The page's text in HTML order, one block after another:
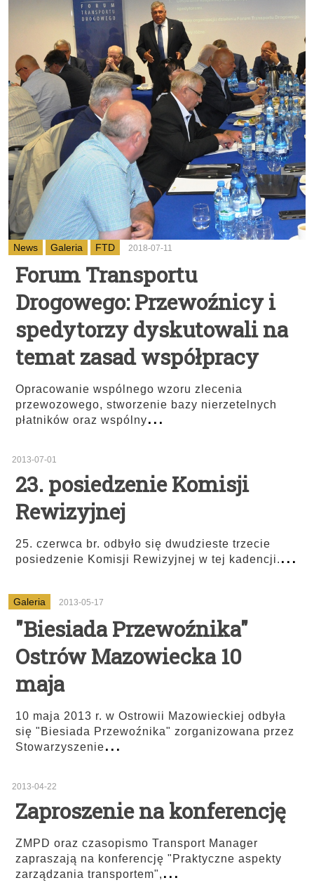
News Galeria FTD 2018-07-11
Forum Transportu
Drogowego: Przewoźnicy i
spedytorzy dyskutowali na
temat zasad współpracy
Opracowanie wspólnego wzoru zlecenia
przewozowego, stworzenie bazy nierzetelnych
płatników oraz wspólny...
2013-07-01
23. posiedzenie Komisji
Rewizyjnej
25. czerwca br. odbyło się dwudzieste trzecie
posiedzenie Komisji Rewizyjnej w tej kadencji. ...
Galeria 2013-05-17
"Biesiada Przewoźnika"
Ostrów Mazowiecka 10
maja
10 maja 2013 r. w Ostrowii Mazowieckiej odbyła
się "Biesiada Przewoźnika" zorganizowana przez
Stowarzyszenie...
2013-04-22
Zaproszenie na konferencję
ZMPD oraz czasopismo Transport Manager
zapraszają na konferencję "Praktyczne aspekty
zarządzania transportem", ...